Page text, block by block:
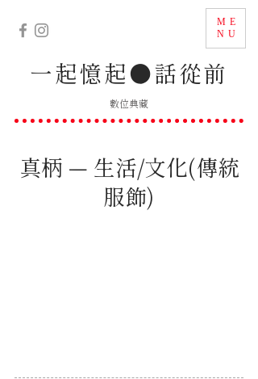
ME
NU
一起憶起●話從前
數位典藏
真柄 — 生活/文化(傳統
服飾)